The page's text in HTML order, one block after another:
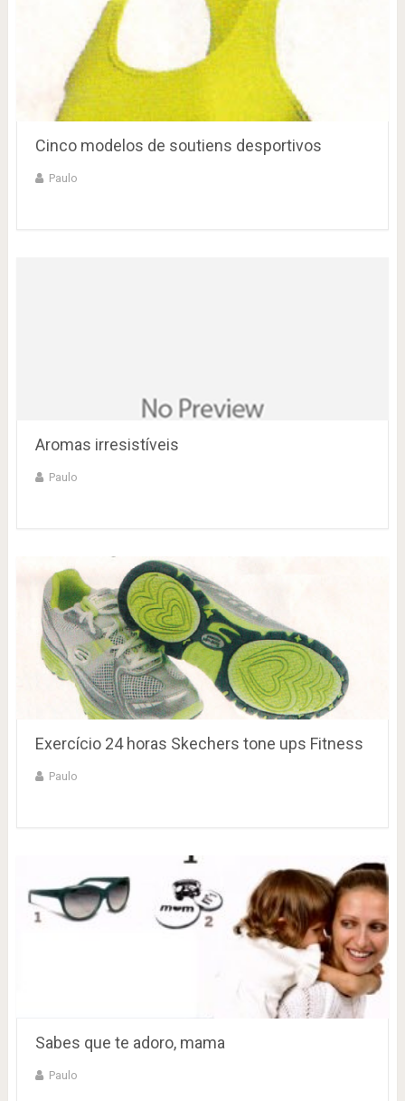
Cinco modelos de soutiens desportivos
Paulo
Aromas irresistíveis
Paulo
Exercício 24 horas Skechers tone ups Fitness
Paulo
Sabes que te adoro, mama
Paulo